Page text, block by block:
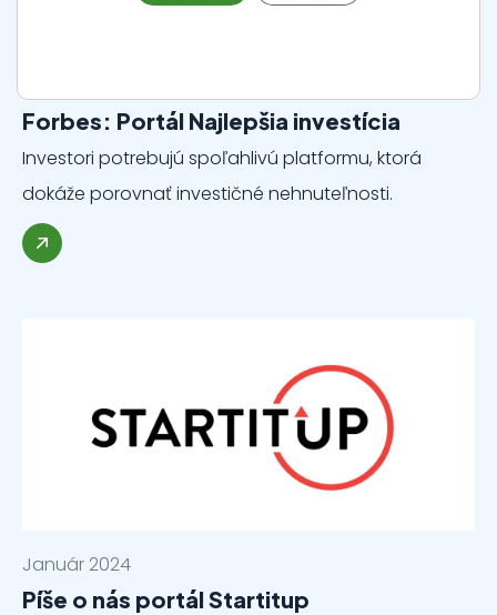
Forbes: Portál Najlepšia investícia
Investori potrebujú spoľahlivú platformu, ktorá
dokáže porovnať investičné nehnuteľnosti.
Január 2024
Píše o nás portál Startitup